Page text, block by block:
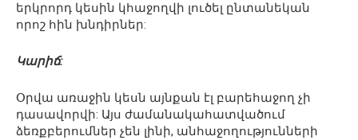
երկրորդ կեսին կհաջողվի լուծել ընտանեկան
որոշ հին խնդիրներ:
Կարիճ:
Օրվա առաջին կեսն այնքան էլ բարեհաջող չի
դասավորվի: Այս ժամանակահատվածում
ձեռքբերումներ չեն լինի, անհաջողությունների